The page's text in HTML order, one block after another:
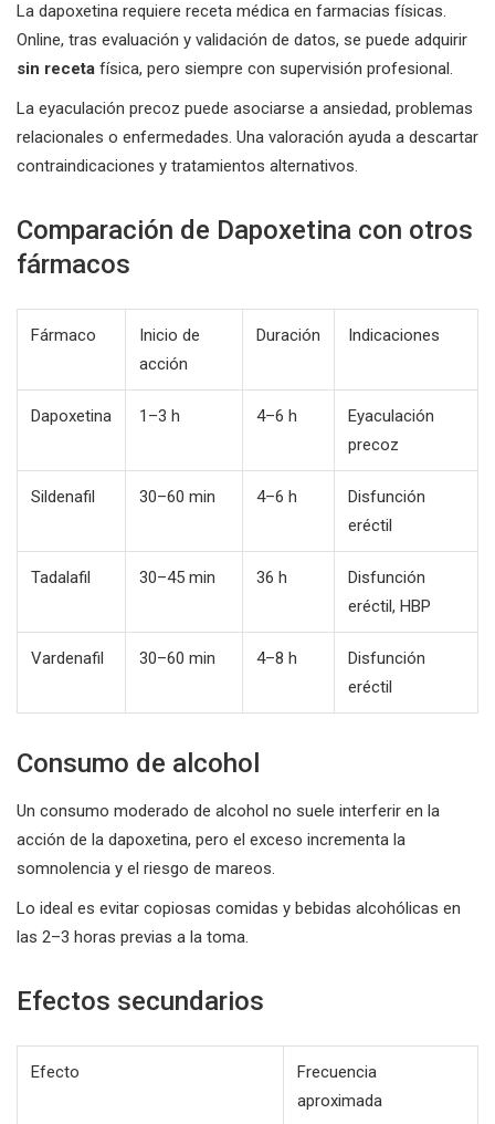
La dapoxetina requiere receta médica en farmacias físicas.
Online, tras evaluación y validación de datos, se puede adquirir
sin receta física, pero siempre con supervisión profesional.
La eyaculación precoz puede asociarse a ansiedad, problemas
relacionales o enfermedades. Una valoración ayuda a descartar
contraindicaciones y tratamientos alternativos.
Comparación de Dapoxetina con otros
fármacos
Fármaco
Inicio de
acción
Duración Indicaciones
Dapoxetina 1–3 h 4–6 h
Eyaculación
precoz
Sildenafil 30–60 min 4–6 h
Disfunción
eréctil
Tadalafil 30–45 min 36 h
Disfunción
eréctil, HBP
Vardenafil 30–60 min 4–8 h
Disfunción
eréctil
Consumo de alcohol
Un consumo moderado de alcohol no suele interferir en la
acción de la dapoxetina, pero el exceso incrementa la
somnolencia y el riesgo de mareos.
Lo ideal es evitar copiosas comidas y bebidas alcohólicas en
las 2–3 horas previas a la toma.
Efectos secundarios
Efecto
Frecuencia
aproximada